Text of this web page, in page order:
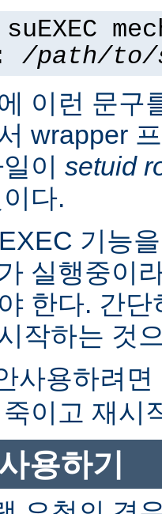
/path/to/
이런 문구
wrapper
이 setuid
다.
기능
실행중이
한다. 간
작하는 것
사용하려면
이고 재시
용하기